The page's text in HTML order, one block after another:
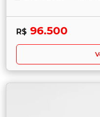
R$ 96.500